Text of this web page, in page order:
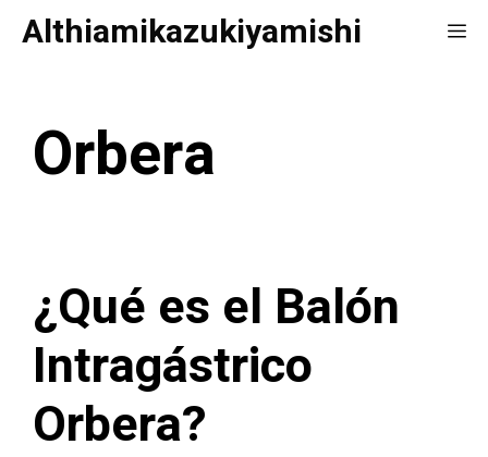
Saltar
Althiamikazukiyamishi
Orbera
¿Qué es el Balón
Intragástrico
Orbera?